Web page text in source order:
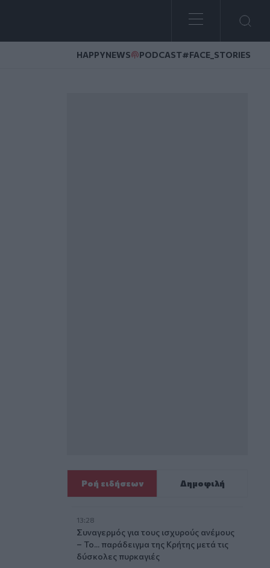
HAPPYNEWS PODCAST#FACE_STORIES
Ροή ειδήσεων Δημοφιλή
13:28
Συναγερμός για τους ισχυρούς ανέμους
– Το... παράδειγμα της Κρήτης μετά τις
δύσκολες πυρκαγιές